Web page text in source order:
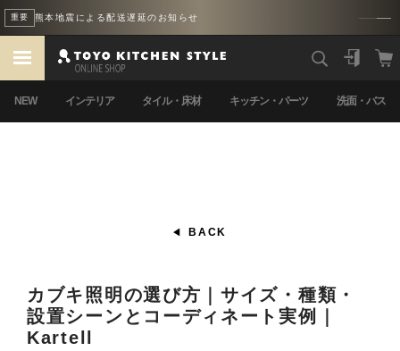
重要 熊本地震による配送遅延のお知らせ
NEW インテリア タイル・床材 キッチン・パーツ 洗面・バス
BACK
カブキ照明の選び方｜サイズ・種類・
設置シーンとコーディネート実例｜
Kartell